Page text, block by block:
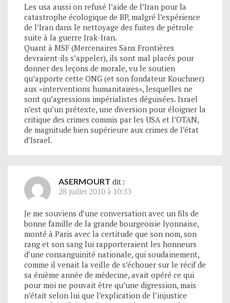
Les usa aussi on refusé l’aide de l’Iran pour la
catastrophe écologique de BP, malgré l’expérience
de l’Iran dans le nettoyage des fuites de pétrole
suite à la guerre Irak-Iran.
Quant à MSF (Mercenaires Sans Frontières
devraient-ils s’appeler), ils sont mal placés pour
donner des leçons de morale, vu le soutien
qu’apporte cette ONG (et son fondateur Kouchner)
aux «interventions humanitaires», lesquelles ne
sont qu’agressions impérialistes déguisées. Israel
n’est qu’un prétexte, une diversion pour éloigner la
critique des crimes commis par les USA et l’OTAN,
de magnitude bien supérieure aux crimes de l’état
d’Israel.
ASERMOURT dit :
28 juillet 2010 à 10:33
Je me souviens d’une conversation avec un fils de
bonne famille de la grande bourgeoisie lyonnaise,
monté à Paris avec la certitude que son nom, son
rang et son sang lui rapporteraient les honneurs
d’une consanguinité nationale, qui soudainement,
comme il venait la veille de s’échouer sur le récif de
sa énième année de médecine, avait opéré ce qui
pour moi ne pouvait être qu’une digression, mais
n’était selon lui que l’explication de l’injustice